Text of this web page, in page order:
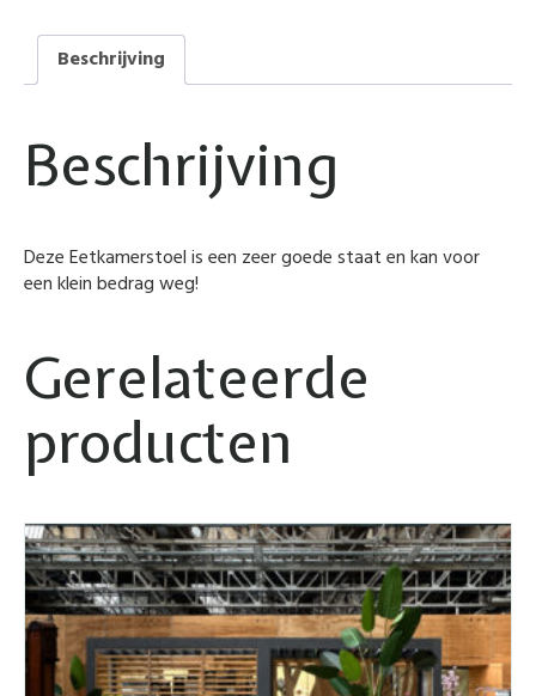
Beschrijving
Beschrijving
Deze Eetkamerstoel is een zeer goede staat en kan voor
een klein bedrag weg!
Gerelateerde
producten